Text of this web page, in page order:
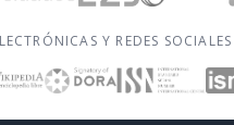
Y REDES SOCIALES